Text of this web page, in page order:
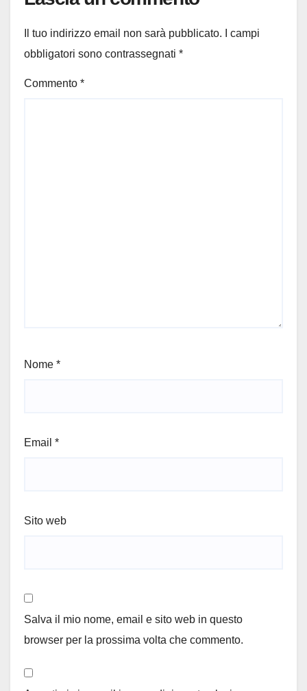
Il tuo indirizzo email non sarà pubblicato.
I campi
obbligatori sono contrassegnati *
Commento *
Nome *
Email *
Sito web
Salva il mio nome, email e sito web in questo
browser per la prossima volta che commento.